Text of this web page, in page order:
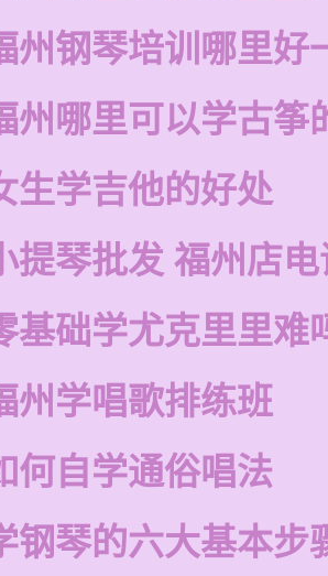
州钢琴培训哪里好
州哪里可以学古筝
生学吉他的好处
提琴批发 福州店电
基础学尤克里里难
州学唱歌排练班
何自学通俗唱法
钢琴的六大基本步